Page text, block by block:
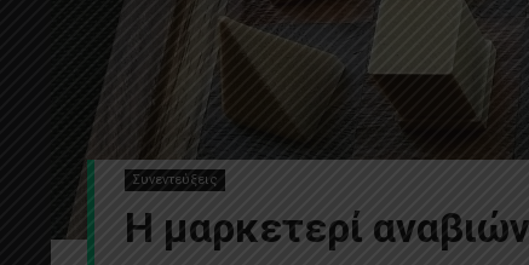
Συνεντεύξεις
Η μαρκετερί